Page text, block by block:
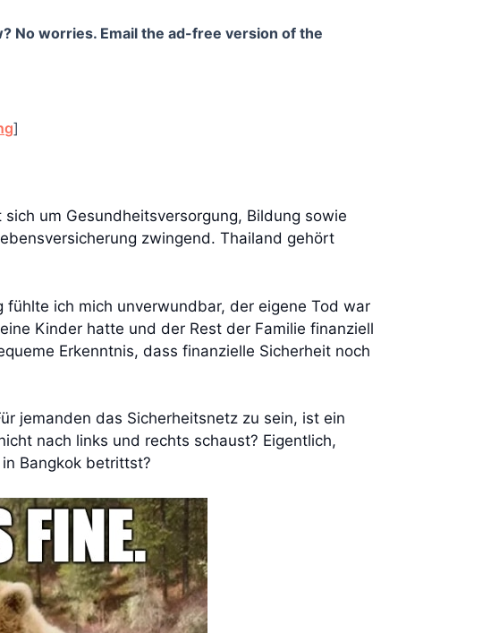
No worries. Email the ad-free version of the
]
um Gesundheitsversorgung, Bildung sowie
zwingend. Thailand gehört
fühlte ich mich unverwundbar, der eigene Tod war
Kinder hatte und der Rest der Familie finanziell
Erkenntnis, dass finanzielle Sicherheit noch
jemanden das Sicherheitsnetz zu sein, ist ein
nach links und rechts schaust? Eigentlich,
Bangkok betrittst?